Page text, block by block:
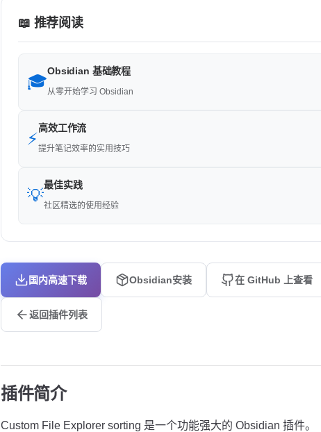
📖 推荐阅读
🎓
Obsidian 基础教程
从零开始学习 Obsidian
⚡
高效工作流
提升笔记效率的实用技巧
💡
最佳实践
社区精选的使用经验
国内高速下载 Obsidian安装 在 GitHub 上查看
返回插件列表
插件简介
Custom File Explorer sorting 是一个功能强大的 Obsidian 插件。